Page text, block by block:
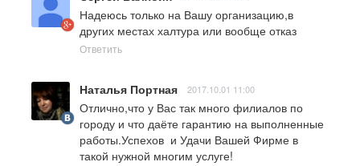
Надеюсь только на Вашу организацию,в
других местах халтура или вообще отказ
Ответить
Наталья Портная 2017.10.01 11:00
Отлично,что у Вас так много филиалов по
городу и что даёте гарантию на выполненные
работы.Успехов  и Удачи Вашей Фирме в
такой нужной многим услуге!